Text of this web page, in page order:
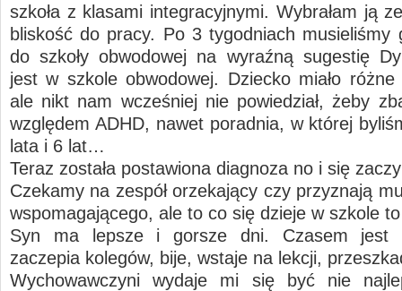
szkoła z klasami integracyjnymi. Wybrałam ją
bliskość do pracy. Po 3 tygodniach musieliśmy
do szkoły obwodowej na wyraźną sugestię
jest w szkole obwodowej. Dziecko miało różne
ale nikt nam wcześniej nie powiedział, żeby
względem ADHD, nawet poradnia, w której
lata i 6 lat…
Teraz została postawiona diagnoza no i się
Czekamy na zespół orzekający czy przyznają
wspomagającego, ale to co się dzieje w szkole
Syn ma lepsze i gorsze dni. Czasem jest
zaczepia kolegów, bije, wstaje na lekcji,
Wychowawczyni wydaje mi się być nie